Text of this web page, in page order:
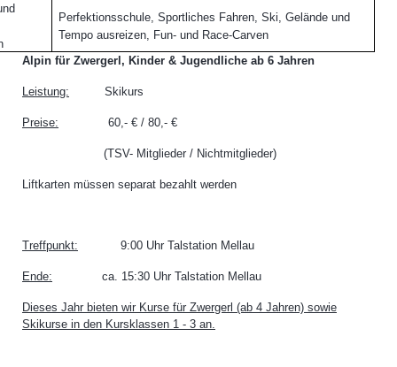
Perfektionsschule, Sportliches Fahren, Ski, Gelände und
Tempo ausreizen, Fun- und Race-Carven
Alpin für Zwergerl, Kinder & Jugendliche ab 6 Jahren
Leistung: Skikurs
Preise: 60,- € / 80,- €
(TSV- Mitglieder / Nichtmitglieder)
Liftkarten müssen separat bezahlt werden
Treffpunkt: 9:00 Uhr Talstation Mellau
Ende: ca. 15:30 Uhr Talstation Mellau
Dieses Jahr bieten wir Kurse für Zwergerl (ab 4 Jahren) sowie
Skikurse in den Kursklassen 1 - 3 an.